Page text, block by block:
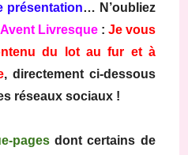
présentation… N’oubliez
Avent Livresque: Je vous
du lot au fur et à
, directement ci-dessous
réseaux sociaux !
pagesdont certains de